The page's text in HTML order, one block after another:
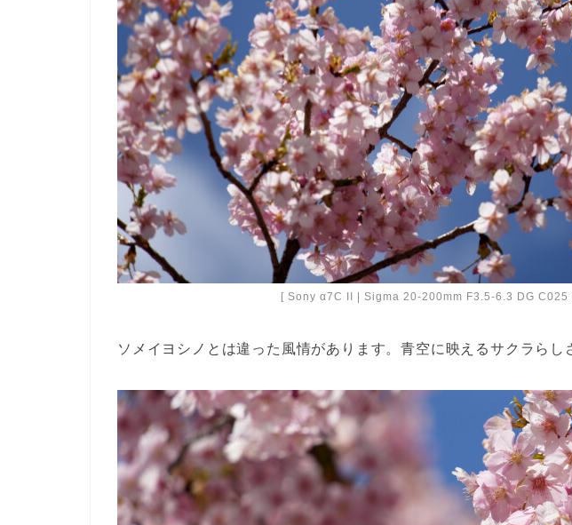
[ Sony α7C II | Sigma 20-200mm F3.5-6.3 DG C025
ソメイヨシノとは違った風情があります。青空に映えるサクラらし